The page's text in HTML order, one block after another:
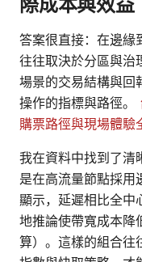
際成本與效益
答案很直接：在邊緣
往往取決於分區與治
場景的交易結構與回
操作的指標與路徑。
購票路徑與現場體驗
我在資料中找到了清
是在高流量節點採用
顯示，延遲相比全中
地推論使帶寬成本降
算）。這樣的組合往